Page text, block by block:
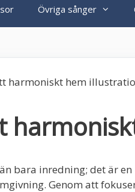
Övriga sånger
bara inredning; det är
Genom att